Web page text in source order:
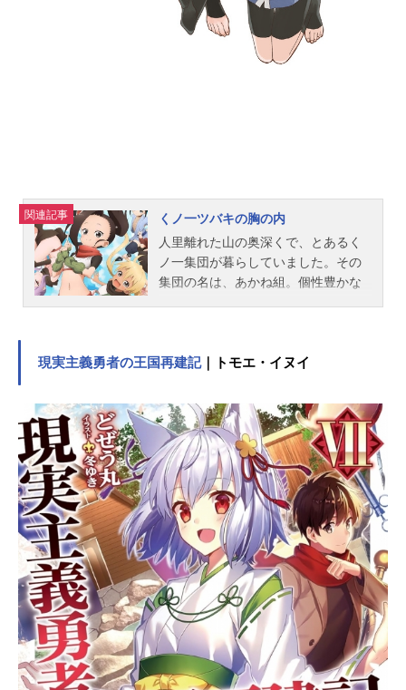
戸塚慶文「アンデッドアンラック」
（集英社「週刊少年ジャンプ」連
載）監督：八瀬祐樹シリーズ構成：
関連記事
くノ一ツバキの胸の内
人里離れた山の奥深くで、とあるく
ノ一集団が暮らしていました。その
集団の名は、あかね組。個性豊かな
は、“男性との接触禁止”という、絶対
した。あかね組・戌（いぬ）班の班
長である見習いくノ一のツバキは、
組の長（おさ）も認める忍術の使い
手で、周囲からも信頼を寄せられる
筆頭格でした。しかし、ツバキには
どうしても気になることが。それ
は、これまで見たことも、触れたこ
ともない“男”のこと。一度、お会いし
てみたい――考えれば考えるほど、
止まらない胸のうずき。あぁ、この
キモチ、どうしたら良いのですか!?
『からかい上手の高木さん』の作
者・山本崇一朗が送る、“男子禁制”く
ノ一コメディ漫画が、待望のアニメ
化！ 純情可憐なくノ一たちの、ほ
現実主義勇者の王国再建記｜トモエ・イヌイ